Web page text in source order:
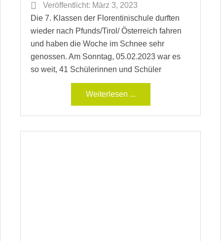
Veröffentlicht: März 3, 2023
Die 7. Klassen der Florentinischule durften
wieder nach Pfunds/Tirol/ Österreich fahren
und haben die Woche im Schnee sehr
genossen. Am Sonntag, 05.02.2023 war es
so weit, 41 Schülerinnen und Schüler
Weiterlesen ...